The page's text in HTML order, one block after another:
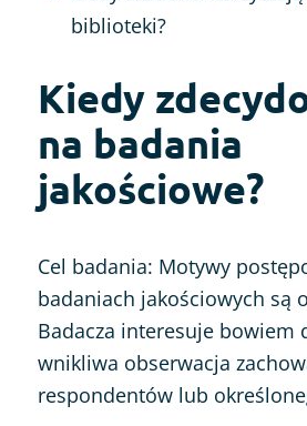
biblioteki?
Kiedy
na badania
jakościowe?
Cel badania: Motywy
badaniach jakościowych są
Badacza interesuje bowiem
wnikliwa obserwacja
respondentów lub